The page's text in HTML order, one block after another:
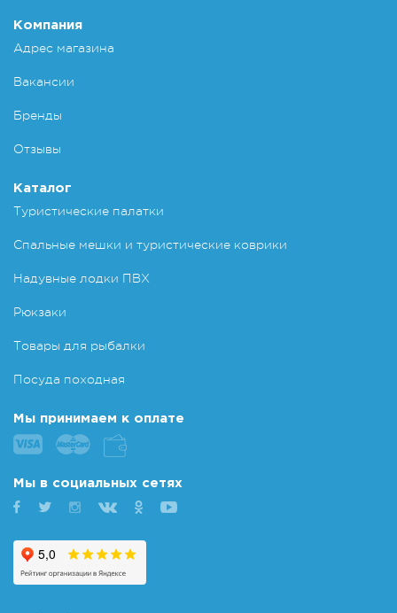
Компания
Адрес магазина
Вакансии
Бренды
Отзывы
Каталог
Туристические палатки
Спальные мешки и туристические коврики
Надувные лодки ПВХ
Рюкзаки
Товары для рыбалки
Посуда походная
Мы принимаем к оплате
Мы в социальных сетях